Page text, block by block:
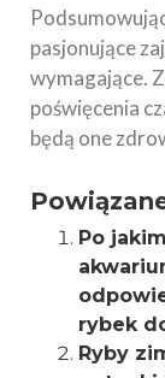
pasjonujące
wymagające.
poświęcenia
będą one
Po
rybek
Ryby